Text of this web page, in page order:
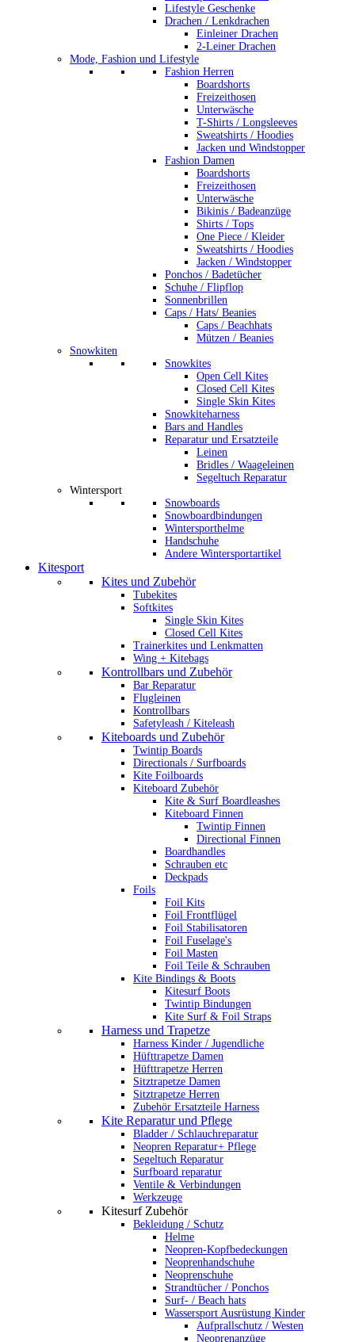
Lifestyle Geschenke
Drachen / Lenkdrachen
Einleiner Drachen
2-Leiner Drachen
Mode, Fashion und Lifestyle
Fashion Herren
Boardshorts
Freizeithosen
Unterwäsche
T-Shirts / Longsleeves
Sweatshirts / Hoodies
Jacken und Windstopper
Fashion Damen
Boardshorts
Freizeithosen
Unterwäsche
Bikinis / Badeanzüge
Shirts / Tops
One Piece / Kleider
Sweatshirts / Hoodies
Jacken / Windstopper
Ponchos / Badetücher
Schuhe / Flipflop
Sonnenbrillen
Caps / Hats/ Beanies
Caps / Beachhats
Mützen / Beanies
Snowkiten
Snowkites
Open Cell Kites
Closed Cell Kites
Single Skin Kites
Snowkiteharness
Bars and Handles
Reparatur und Ersatzteile
Leinen
Bridles / Waageleinen
Segeltuch Reparatur
Wintersport
Snowboards
Snowboardbindungen
Wintersporthelme
Handschuhe
Andere Wintersportartikel
Kitesport
Kites und Zubehör
Tubekites
Softkites
Single Skin Kites
Closed Cell Kites
Trainerkites und Lenkmatten
Wing + Kitebags
Kontrollbars und Zubehör
Bar Reparatur
Flugleinen
Kontrollbars
Safetyleash / Kiteleash
Kiteboards und Zubehör
Twintip Boards
Directionals / Surfboards
Kite Foilboards
Kiteboard Zubehör
Kite & Surf Boardleashes
Kiteboard Finnen
Twintip Finnen
Directional Finnen
Boardhandles
Schrauben etc
Deckpads
Foils
Foil Kits
Foil Frontflügel
Foil Stabilisatoren
Foil Fuselage's
Foil Masten
Foil Teile & Schrauben
Kite Bindings & Boots
Kitesurf Boots
Twintip Bindungen
Kite Surf & Foil Straps
Harness und Trapetze
Harness Kinder / Jugendliche
Hüfttrapetze Damen
Hüfttrapetze Herren
Sitztrapetze Damen
Sitztrapetze Herren
Zubehör Ersatzteile Harness
Kite Reparatur und Pflege
Bladder / Schlauchreparatur
Neopren Reparatur+ Pflege
Segeltuch Reparatur
Surfboard reparatur
Ventile & Verbindungen
Werkzeuge
Kitesurf Zubehör
Bekleidung / Schutz
Helme
Neopren-Kopfbedeckungen
Neoprenhandschuhe
Neoprenschuhe
Strandtücher / Ponchos
Surf- / Beach hats
Wassersport Ausrüstung Kinder
Aufprallschutz / Westen
Neoprenanzüge